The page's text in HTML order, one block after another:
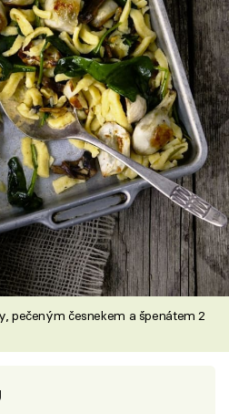
pečeným česnekem a špenátem 2